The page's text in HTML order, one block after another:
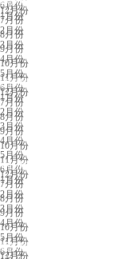
12月份
6月份
7月份
8月份
9月份
10月份
11月份
12月份
1月份
2月份
3月份
4月份
5月份
6月份
7月份
8月份
9月份
10月份
11月份
12月份
济南展会排期
1月份
2月份
3月份
4月份
5月份
6月份
7月份
8月份
9月份
10月份
11月份
12月份
中山展会排期
1月份
2月份
3月份
4月份
5月份
6月份
重庆展会排期